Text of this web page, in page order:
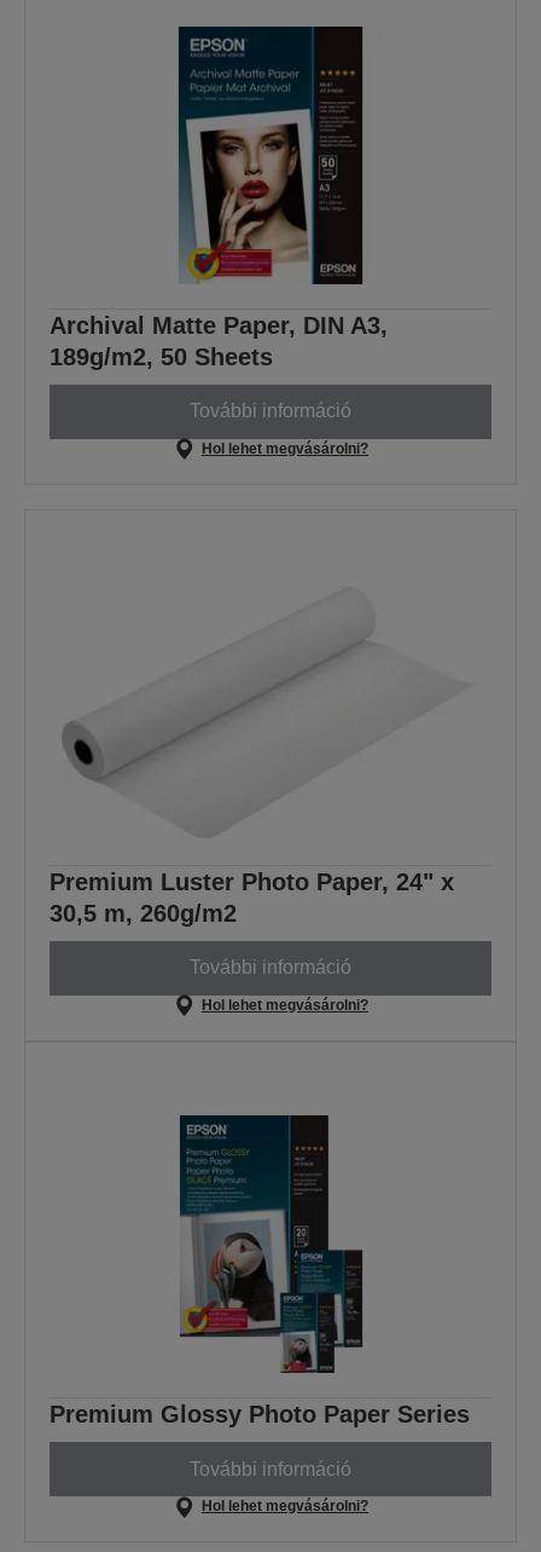
Archival Matte Paper, DIN A3,
189g/m2, 50 Sheets
További információ
Hol lehet megvásárolni?
Premium Luster Photo Paper, 24" x
30,5 m, 260g/m2
További információ
Hol lehet megvásárolni?
Premium Glossy Photo Paper Series
További információ
Hol lehet megvásárolni?